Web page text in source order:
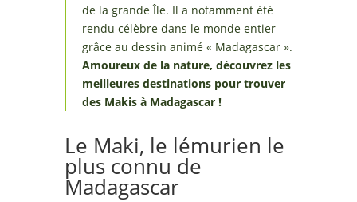
de la grande Île. Il a notamment été
rendu célèbre dans le monde entier
grâce au dessin animé « Madagascar ».
Amoureux de la nature, découvrez les
meilleures destinations pour trouver
des Makis à Madagascar !
Le Maki, le lémurien le
plus connu de
Madagascar